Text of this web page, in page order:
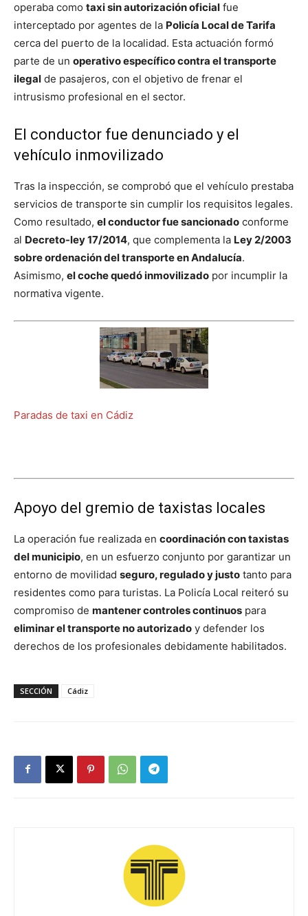
operaba como taxi sin autorización oficial fue
interceptado por agentes de la Policía Local de Tarifa
cerca del puerto de la localidad. Esta actuación formó
parte de un operativo específico contra el transporte
ilegal de pasajeros, con el objetivo de frenar el
intrusismo profesional en el sector.
El conductor fue denunciado y el
vehículo inmovilizado
Tras la inspección, se comprobó que el vehículo prestaba
servicios de transporte sin cumplir los requisitos legales.
Como resultado, el conductor fue sancionado conforme
al Decreto-ley 17/2014, que complementa la Ley 2/2003
sobre ordenación del transporte en Andalucía.
Asimismo, el coche quedó inmovilizado por incumplir la
normativa vigente.
Paradas de taxi en Cádiz
Apoyo del gremio de taxistas locales
La operación fue realizada en coordinación con taxistas
del municipio, en un esfuerzo conjunto por garantizar un
entorno de movilidad seguro, regulado y justo tanto para
residentes como para turistas. La Policía Local reiteró su
compromiso de mantener controles continuos para
eliminar el transporte no autorizado y defender los
derechos de los profesionales debidamente habilitados.
SECCIÓN Cádiz